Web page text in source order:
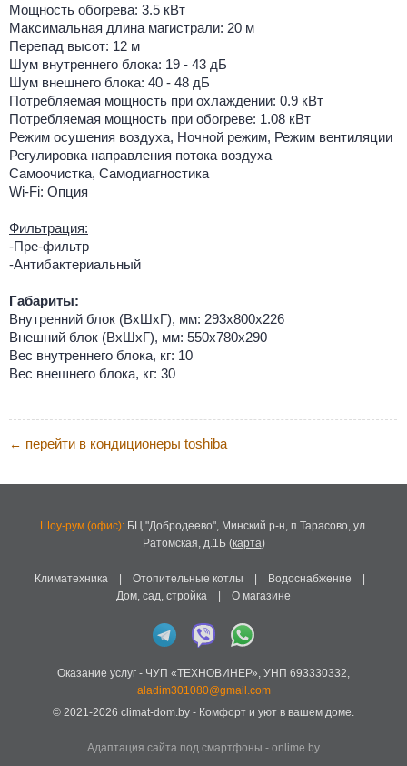
Мощность обогрева: 3.5 кВт
Максимальная длина магистрали: 20 м
Перепад высот: 12 м
Шум внутреннего блока: 19 - 43 дБ
Шум внешнего блока: 40 - 48 дБ
Потребляемая мощность при охлаждении: 0.9 кВт
Потребляемая мощность при обогреве: 1.08 кВт
Режим осушения воздуха, Ночной режим, Режим вентиляции
Регулировка направления потока воздуха
Самоочистка, Самодиагностика
Wi-Fi: Опция
Фильтрация:
-Пре-фильтр
-Антибактериальный
Габариты:
Внутренний блок (ВхШхГ), мм: 293х800х226
Внешний блок (ВхШхГ), мм: 550х780х290
Вес внутреннего блока, кг: 10
Вес внешнего блока, кг: 30
← перейти в кондиционеры toshiba
Шоу-рум (офис):БЦ "Добродеево", Минский р-н, п.Тарасово, ул.
Ратомская, д.1Б(карта)
Климатехника | Отопительные котлы | Водоснабжение |
Дом, сад, стройка | О магазине
Оказание услуг - ЧУП «ТЕХНОВИНЕР» УНП 693330332
aladim301080@gmail.com
© 2021-2026 climat-dom.by - Комфорт и уют в вашем доме.
Адаптация сайта под смартфоны - onlime.by